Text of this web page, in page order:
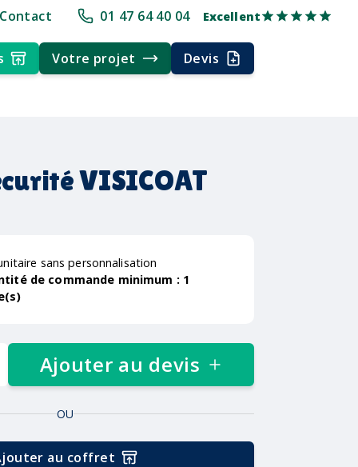
+30 ans d'expérience Délai rapide Délai rapide Livraison
Contact 01 47 64 40 04 Excellent
Votre projet Devis
VISICOAT
sans personnalisation
de commande minimum : 1
Ajouter au devis
OU
au coffret